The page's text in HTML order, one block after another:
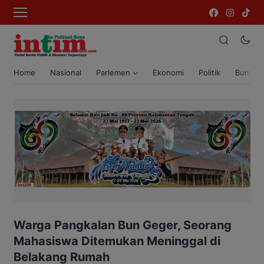
Home Nasional Parlemen Ekonomi Politik Bumi
Warga Pangkalan Bun Geger, Seorang
Mahasiswa Ditemukan Meninggal di
Belakang Rumah